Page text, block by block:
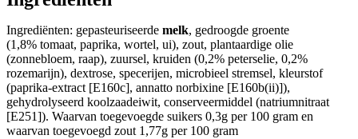
Ingrediënten: gepasteuriseerde melk, gedroogde groente
(1,8% tomaat, paprika, wortel, ui), zout, plantaardige olie
(zonnebloem, raap), zuursel, kruiden (0,2% peterselie, 0,2%
rozemarijn), dextrose, specerijen, microbieel stremsel, kleurstof
(paprika-extract [E160c], annatto norbixine [E160b(ii)]),
gehydrolyseerd koolzaadeiwit, conserveermiddel (natriumnitraat
[E251]). Waarvan toegevoegde suikers 0,3g per 100 gram en
waarvan toegevoegd zout 1,77g per 100 gram